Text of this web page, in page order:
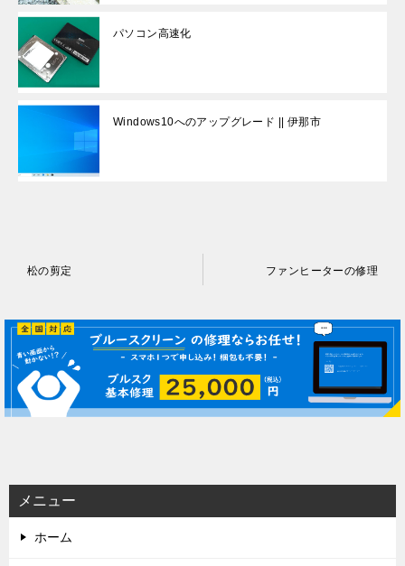
パソコン高速化
Windows10へのアップグレード || 伊那市
ナ
ビ
ゲ
ー
ン
松の剪定 ファンヒーターの修理
メニュー
ホーム